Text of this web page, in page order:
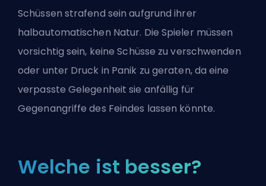
Schüssen strafend sein aufgrund ihrer
halbautomatischen Natur. Die Spieler müssen
vorsichtig sein, keine Schüsse zu verschwenden
oder unter Druck in Panik zu geraten, da eine
verpasste Gelegenheit sie anfällig für
Gegenangriffe des Feindes lassen könnte.
Welche ist besser?